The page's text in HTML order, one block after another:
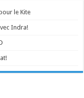
le Kite
Indra!